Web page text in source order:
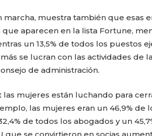
muestra también que esas
aparecen en la lista Fortune,
un 13,5% de todos los puestos
se lucran con las actividades de
de administración.
mujeres están luchando para
las mujeres eran un 46,9% de
de todos los abogados y un
que se convirtieron en socias